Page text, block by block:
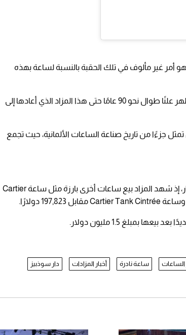
أمر غير مألوف في تلك الحقبة بالنسبة لساعة بهذه
وبقيت الساعة في ملكية نفس العائلة منذ عام 1939، ولم تظهر علنًا طوال نحو 90 عامًا حتى هذا المزاد الذي أعادها إلى
فحسب؛ بل تمثل جزءًا من تاريخ صناعة الساعات الألمانية، حيث تجمع
ولم تكن ساعة A. Lange & Söhne وحدها التي جذبت الأنظار، إذ شهد المزاد بيع ساعات أخرى بارزة مثل ساعة Cartier
الساعات ساعة نادرة أخبار المزادات دار سوذبيز